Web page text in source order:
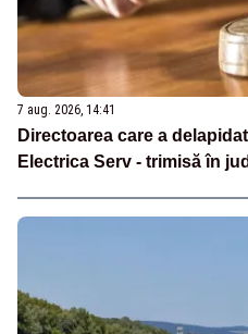
7 aug. 2026, 14:41
Directoarea care a
Electrica Serv - trimisă în